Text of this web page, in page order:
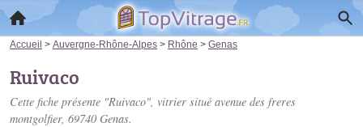
Accueil > Auvergne-Rhône-Alpes > Rhône > Genas
Ruivaco
Cette fiche présente "Ruivaco", vitrier situé avenue des freres
montgolfier, 69740 Genas.